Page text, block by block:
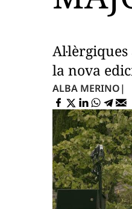
la nova
ALBA MERINO